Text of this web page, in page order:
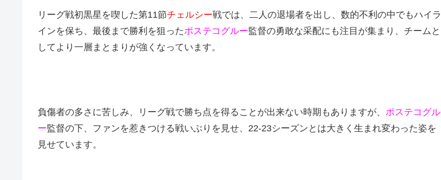
リーグ戦初黒星を喫した第11節チェルシー戦では、二人の退場者を出し、数的不利の中でもハイラ
インを保ち、最後まで勝利を狙ったポステコグルー監督の勇敢な采配にも注目が集まり、チームと
してより一層まとまりが強くなっています。
負傷者の多さに苦しみ、リーグ戦で勝ち点を得ることが出来ない時期もありますが、 ポステコグル
ー監督の下、ファンを惹きつける戦いぶりを見せ、22-23シーズンとは大きく生まれ変わった姿を
見せています。